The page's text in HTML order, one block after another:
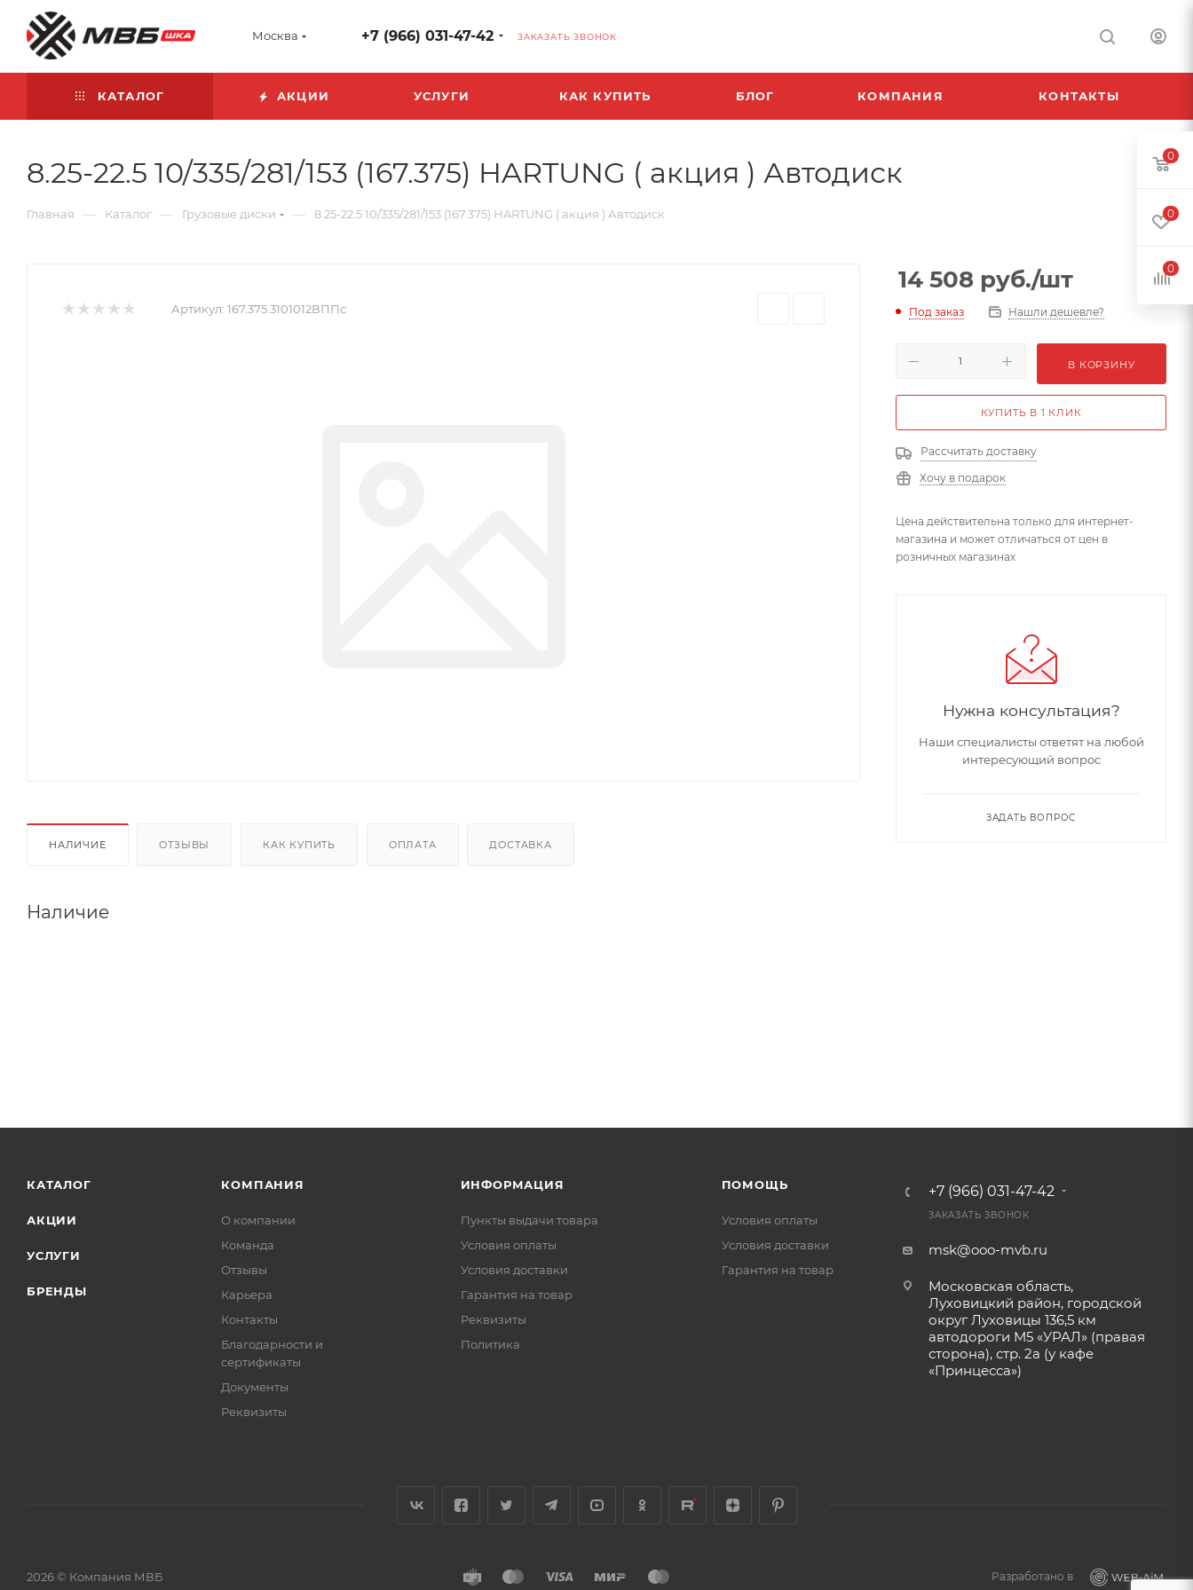
Москва +7 (966) 031-47-42 ЗАКАЗАТЬ ЗВОНОК
КАТАЛОГ АКЦИИ УСЛУГИ КАК КУПИТЬ БЛОГ КОМПАНИЯ КОНТАКТЫ
8.25-22.5 10/335/281/153 (167.375) HARTUNG ( акция ) Автодиск
Главная — Каталог — Грузовые диски — 8.25-22.5 10/335/281/153 (167.375) HARTUNG ( акция ) Автодиск
Артикул: 167.375.3101012ВППс
НАЛИЧИЕ ОТЗЫВЫ КАК КУПИТЬ ОПЛАТА ДОСТАВКА
Наличие
14 508 руб./шт
Под заказ Нашли дешевле?
В КОРЗИНУ
КУПИТЬ В 1 КЛИК
Рассчитать доставку
Хочу в подарок
Цена действительна только для интернет-
магазина и может отличаться от цен в
розничных магазинах
Нужна консультация?
Наши специалисты ответят на любой
интересующий вопрос
ЗАДАТЬ ВОПРОС
КАТАЛОГ
АКЦИИ
УСЛУГИ
БРЕНДЫ
КОМПАНИЯ
О компании
Команда
Отзывы
Карьера
Контакты
Благодарности и
сертификаты
Документы
Реквизиты
ИНФОРМАЦИЯ
Пункты выдачи товара
Условия оплаты
Условия доставки
Гарантия на товар
Реквизиты
Политика
ПОМОЩЬ
Условия оплаты
Условия доставки
Гарантия на товар
+7 (966) 031-47-42
ЗАКАЗАТЬ ЗВОНОК
msk@ooo-mvb.ru
Московская область,
Луховицкий район, городской
округ Луховицы 136,5 км
автодороги М5 «УРАЛ» (правая
сторона), стр. 2а (у кафе
«‎Принцесса»)
2026 © Компания МВБ Разработано в
0
0
0